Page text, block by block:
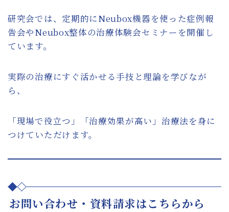
研究会では、定期的にNeubox機器を使った症例報
告会やNeubox整体の治療体験会セミナーを開催し
ています。
実際の治療にすぐ活かせる手技と理論を学びなが
ら、
「現場で役立つ」「治療効果が高い」治療法を身に
つけていただけます。
お問い合わせ・資料請求はこちらから